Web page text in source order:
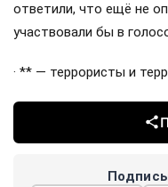
ответили, что ещё не
участвовали бы в
· ** — террористы и